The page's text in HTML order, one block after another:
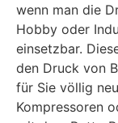
wenn man die
Hobby oder
einsetzbar.
den Druck von
für Sie völlig
Kompressoren